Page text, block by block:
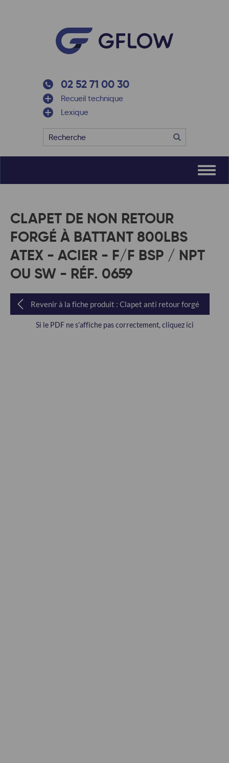
02 52 71 00 30
Recueil technique
Lexique
CLAPET DE NON RETOUR
FORGÉ À BATTANT 800LBS
ATEX - ACIER - F/F BSP / NPT
OU SW - RÉF. 0659
Revenir à la fiche produit : Clapet anti retour forgé
Si le PDF ne s'affiche pas correctement, cliquez ici